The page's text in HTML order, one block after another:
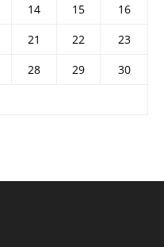
14 15
16
21 22
23
28 29
30